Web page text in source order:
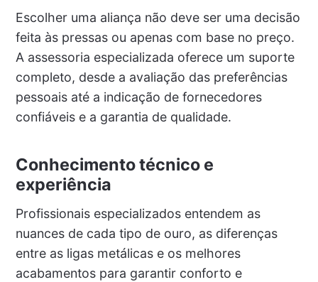
Escolher uma aliança não deve ser uma decisão
feita às pressas ou apenas com base no preço.
A assessoria especializada oferece um suporte
completo, desde a avaliação das preferências
pessoais até a indicação de fornecedores
confiáveis e a garantia de qualidade.
Conhecimento técnico e
experiência
Profissionais especializados entendem as
nuances de cada tipo de ouro, as diferenças
entre as ligas metálicas e os melhores
acabamentos para garantir conforto e